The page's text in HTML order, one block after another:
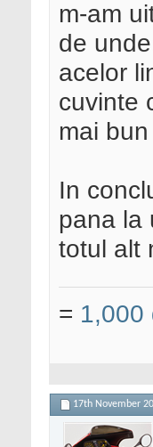
m-am
de
acelor
cuvinte
mai
In
pana la
totul alt
= 1,000
17th November